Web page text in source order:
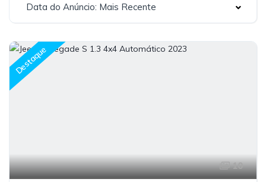
Data do Anúncio: Mais Recente
Destaque
10